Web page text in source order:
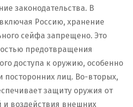
законодательства. В
Россию, хранение
сейфа запрещено. Это
предотвращения
доступа к оружию, особенно
посторонних лиц. Во-вторых,
защиту оружия от
воздействия внешних